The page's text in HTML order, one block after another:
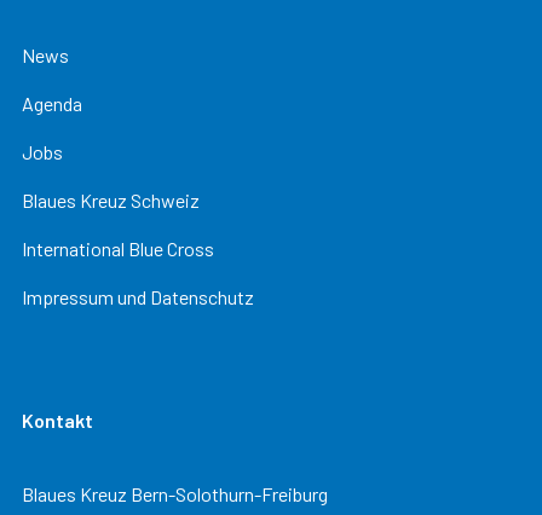
News
Agenda
Jobs
Blaues Kreuz Schweiz
International Blue Cross
Impressum und Datenschutz
Kontakt
Blaues Kreuz Bern-Solothurn-Freiburg